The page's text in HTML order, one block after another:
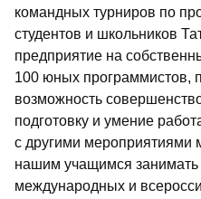
командных турниров по
студентов и школьников
предприятие на
100 юных программистов,
возможность
подготовку и умение
с другими мероприятиями
нашим учащимся занимать
международных и